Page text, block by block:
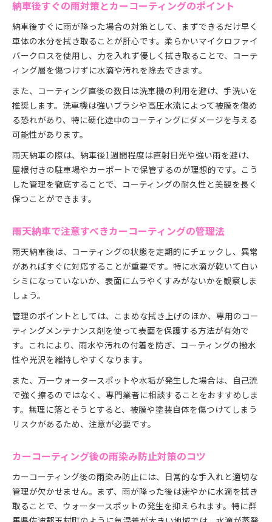
納車後すぐの雨対策とカーコーティングのポイント
納車後すぐに雨が降った場合の対策として、まずできるだけ早く
車体の水分を拭き取ることが肝心です。柔らかいマイクロファイ
バークロスを使用し、力を入れず優しく拭き取ることで、コーテ
ィング層を傷つけずに水滴や汚れを除去できます。
また、コーティング直後の数日は洗車機の利用を避け、手洗いを
推奨します。洗車機は強いブラシや高圧水流によって被膜を傷め
る恐れがあり、特に硬化途中のコーティングにダメージを与える
可能性があります。
雨天納車の際は、納車後1週間程度は直射日光や強い雨を避け、
屋根付きの駐車場やカーポートで保管するのが理想的です。こう
した管理を徹底することで、コーティングの耐久性と美観を長く
保つことができます。
雨天納車で注意すべきカーコーティングの管理法
雨天納車後は、コーティングの状態を定期的にチェックし、異常
があればすぐに対応することが重要です。特に水滴が乾いて白い
シミになっていないか、表面にムラやくすみがないかを観察しま
しょう。
管理のポイントとしては、こまめな拭き上げのほか、専用のコー
ティングメンテナンス剤を使って表面を保護する方法が有効で
す。これにより、雨水や汚れの付着を防ぎ、コーティングの撥水
性や光沢を維持しやすくなります。
また、万一ウォータースポットや水垢が発生した場合は、自己流
で強く擦るのではなく、専門業者に相談することをおすすめしま
す。無理に落とそうとすると、被膜や塗装自体を傷つけてしまう
リスクがあるため、注意が必要です。
カーコーティング後の雨染み防止対策のコツ
カーコーティング後の雨染み防止には、日常的な手入れと適切な
管理が欠かせません。まず、雨が降った後は速やかに水滴を拭き
取ることで、ウォータースポットの発生を抑えられます。特に群